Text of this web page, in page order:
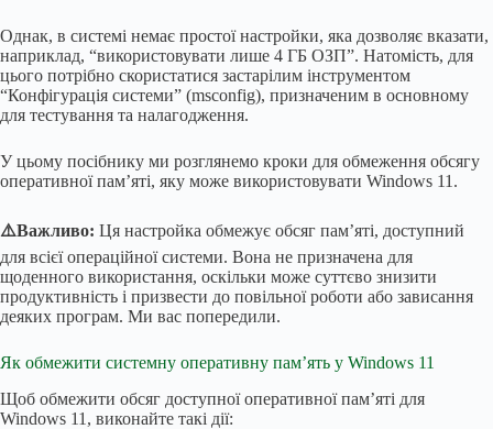
Однак, в системі немає простої настройки, яка дозволяє вказати,
наприклад, “використовувати лише 4 ГБ ОЗП”. Натомість, для
цього потрібно скористатися застарілим інструментом
“Конфігурація системи” (msconfig), призначеним в основному
для тестування та налагодження.
У цьому посібнику ми розглянемо кроки для обмеження обсягу
оперативної пам’яті, яку може використовувати Windows 11.
⚠️Важливо: Ця настройка обмежує обсяг пам’яті, доступний
для всієї операційної системи. Вона не призначена для
щоденного використання, оскільки може суттєво знизити
продуктивність і призвести до повільної роботи або зависання
деяких програм. Ми вас попередили.
Як обмежити системну оперативну пам’ять у Windows 11
Щоб обмежити обсяг доступної оперативної пам’яті для
Windows 11, виконайте такі дії: